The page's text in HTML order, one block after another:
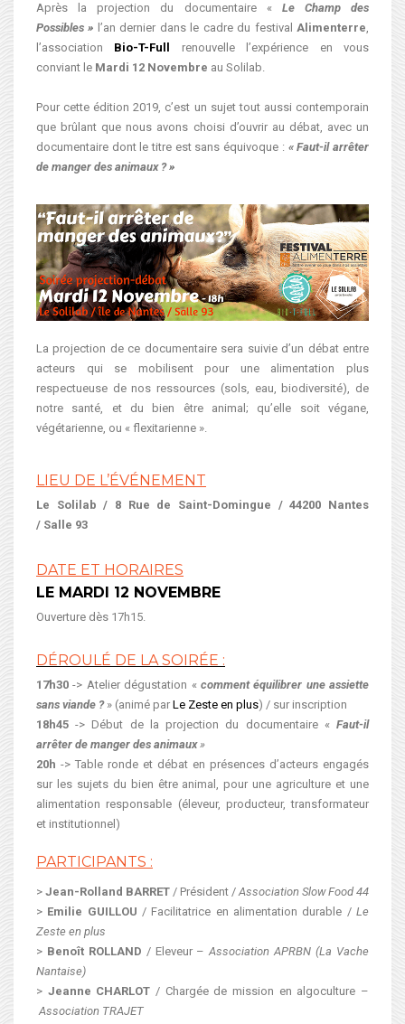
Après la projection du documentaire « Le Champ des
Possibles » l’an dernier dans le cadre du festivalAlimenterre,
l’association Bio-T-Full
renouvelle l’expérience en vous
conviant le Mardi 12 Novembre au Solilab.
Pour cette édition 2019, c’est un sujet tout aussi contemporain
que brûlant que nous avons choisi d’ouvrir au débat, avec un
documentaire dont le titre est sans équivoque : « Faut-il arrêter
de manger des animaux ? »
La projection de ce documentaire sera suivie d’un débat entre
acteurs qui se mobilisent pour une alimentation plus
respectueuse de nos ressources (sols, eau, biodiversité), de
notre santé, et du bien être animal; qu’elle soit végane,
végétarienne, ou « flexitarienne ».
LIEU DE L’ÉVÉNEMENT
Le Solilab / 8 Rue de Saint-Domingue / 44200 Nantes
/ Salle 93
DATE ET HORAIRES
LE MARDI 12 NOVEMBRE
Ouverture dès 17h15.
DÉROULÉ DE LA SOIRÉE :
17h30 -> Atelier dégustation « comment équilibrer une assiette
sans viande ?» (animé par Le Zeste en plus) / sur inscription
18h45 -> Début de la projection du documentaire « Faut-il
arrêter de manger des animaux»
20h -> Table ronde et débat en présences d’acteurs engagés
sur les sujets du bien être animal, pour une agriculture et une
alimentation responsable (éleveur, producteur, transformateur
et institutionnel)
PARTICIPANTS :
> Jean-Rolland BARRET / Président /Association Slow Food 44
> Emilie GUILLOU / Facilitatrice en alimentation durable /Le
Zeste en plus
> Benoît ROLLAND / Eleveur –Association APRBN (La Vache
Nantaise)
> Jeanne CHARLOT / Chargée de mission en algoculture –
Association TRAJET